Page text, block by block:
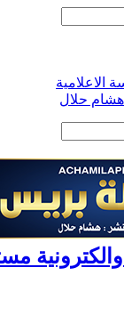
الاعلامية
هشام حلال